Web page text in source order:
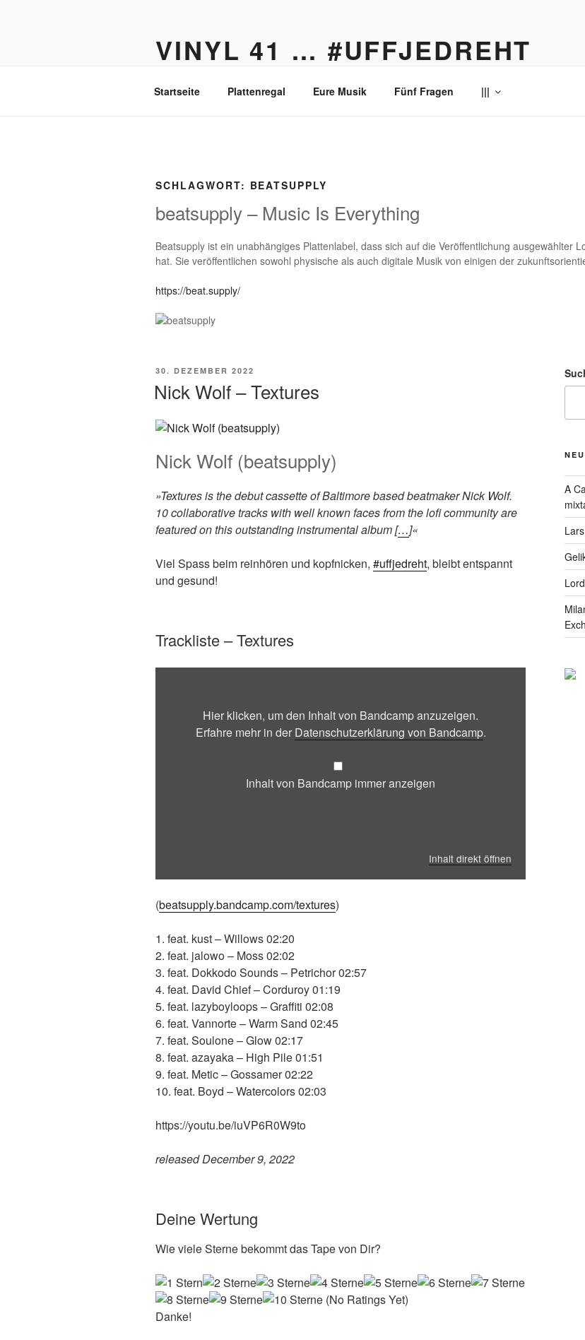
VINYL 41 … #UFFJEDREHT
Startseite Plattenregal Eure Musik Fünf Fragen |||
SCHLAGWORT: BEATSUPPLY
beatsupply – Music Is Everything
Beatsupply ist ein unabhängiges Plattenlabel, dass sich auf die Veröffentlichung ausgewählter
hat. Sie veröffentlichen sowohl physische als auch digitale Musik von einigen der
https://beat.supply/
VERÖFFENTLICHT
30. DEZEMBER 2022
Nick Wolf – Textures
Nick Wolf (beatsupply)
»Textures is the debut cassette of Baltimore based beatmaker Nick Wolf.
10 collaborative tracks with well known faces from the lofi community are
featured on this outstanding instrumental album […]«
Viel Spass beim reinhören und kopfnicken, #uffjedreht, bleibt entspannt
und gesund!
Trackliste – Textures
Bandcamp
anzeigen
Hier klicken, um den Inhalt von Bandcamp anzuzeigen.
Erfahre mehr in der Datenschutzerklärung von Bandcamp.
Inhalt von Bandcamp immer anzeigen
Inhalt direkt öffnen
(beatsupply.bandcamp.com/textures)
1. feat. kust – Willows 02:20
2. feat. jalowo – Moss 02:02
3. feat. Dokkodo Sounds – Petrichor 02:57
4. feat. David Chief – Corduroy 01:19
5. feat. lazyboyloops – Graffiti 02:08
6. feat. Vannorte – Warm Sand 02:45
7. feat. Soulone – Glow 02:17
8. feat. azayaka – High Pile 01:51
9. feat. Metic – Gossamer 02:22
10. feat. Boyd – Watercolors 02:03
https://youtu.be/iuVP6R0W9to
released December 9, 2022
Deine Wertung
Wie viele Sterne bekommt das Tape von Dir?
(No Ratings Yet)
Danke!
A